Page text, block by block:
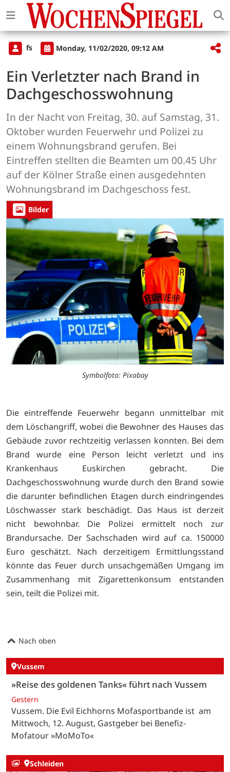
fs Monday, 11/02/2020, 09:12 AM
Ein Verletzter nach Brand in
Dachgeschosswohnung
In der Nacht von Freitag, 30. auf Samstag, 31.
Oktober wurden Feuerwehr und Polizei zu
einem Wohnungsbrand gerufen. Bei
Eintreffen stellten die Beamten um 00.45 Uhr
auf der Kölner Straße einen ausgedehnten
Wohnungsbrand im Dachgeschoss fest.
Bilder
Symbolfoto: Pixabay
Die eintreffende Feuerwehr begann unmittelbar mit
dem Löschangriff, wobei die Bewohner des Hauses das
Gebäude zuvor rechtzeitig verlassen konnten. Bei dem
Brand wurde eine Person leicht verletzt und ins
Krankenhaus Euskirchen gebracht. Die
Dachgeschosswohnung wurde durch den Brand sowie
die darunter befindlichen Etagen durch eindringendes
Löschwasser stark beschädigt. Das Haus ist derzeit
nicht bewohnbar. Die Polizei ermittelt noch zur
Brandursache. Der Sachschaden wird auf ca. 150000
Euro geschätzt. Nach derzeitigem Ermittlungsstand
könnte das Feuer durch unsachgemäßen Umgang im
Zusammenhang mit Zigarettenkonsum entstanden
sein, teilt die Polizei mit.
Nach oben
Vussem
»Reise des goldenen Tanks« führt nach Vussem
Gestern
Vussem. Die Evil Eichhorns Mofasportbande ist am
Mittwoch, 12. August, Gastgeber bei Benefiz-
Mofatour »MoMoTo«
Schleiden